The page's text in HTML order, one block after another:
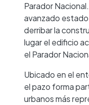
Parador
avanzado
derribar la
lugar el edificio
el Parador
Ubicado en el
el pazo forma
urbanos más